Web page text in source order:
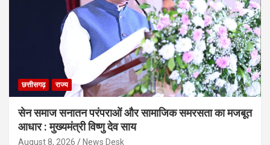
छत्तीसगढ़ राज्य
सेन समाज सनातन परंपराओं और सामाजिक समरसता का मजबूत
आधार : मुख्यमंत्री विष्णु देव साय
August 8, 2026 News Desk